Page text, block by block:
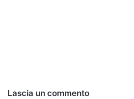
Lascia un commento